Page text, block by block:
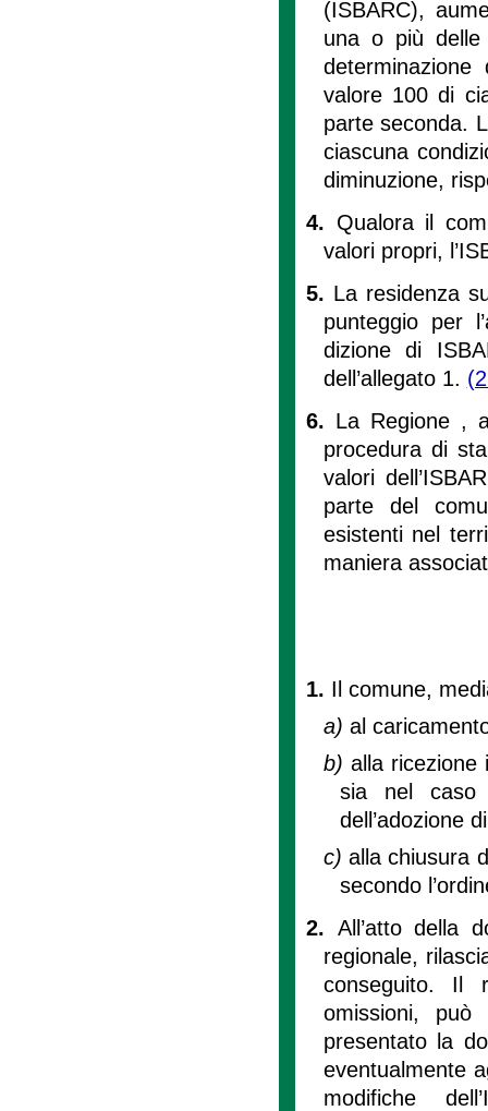
(ISBARC),
una o più delle
valore 100 di
parte seconda.
ciascuna
diminuzione,
4. Qualora il
valori propri,
5. La residenza
punteggio per
dizione di
dell’allegato 1.
6. La Regione ,
procedura di
valori
parte del
esistenti nel
maniera
1. Il comune,
a) al
b) alla ricezione
sia nel caso
dell’adozione
c) alla chiusura
secondo
2. All’atto della
regionale,
conseguito. Il
omissioni,
presentato la
eventualmente
modifiche